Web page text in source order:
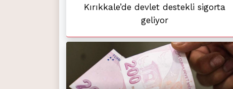
Kırıkkale’de devlet destekli sigorta
geliyor